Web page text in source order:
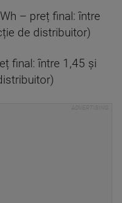
– preț final: între
de distribuitor)
final: între 1,45 și